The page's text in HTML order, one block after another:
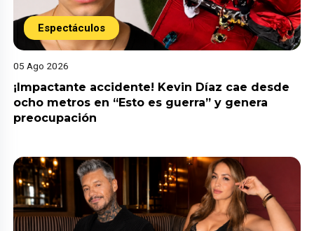
Espectáculos
05 Ago 2026
¡Impactante accidente! Kevin Díaz cae desde
ocho metros en “Esto es guerra” y genera
preocupación